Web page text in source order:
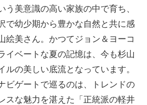
う美意識の高い家族の中で育ち、
で幼少期から豊かな自然と共に感
絵美さん。かつてジョン＆ヨーコ
イベートな夏の記憶は、今も杉山
ルの美しい底流となっています。
ビゲートで巡るのは、トレンドの
スな魅力を湛えた「正統派の軽井